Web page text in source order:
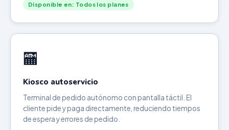
Disponible en: Todos los planes
🏧
Kiosco autoservicio
Terminal de pedido autónomo con pantalla táctil. El
cliente pide y paga directamente, reduciendo tiempos
de espera y errores de pedido.